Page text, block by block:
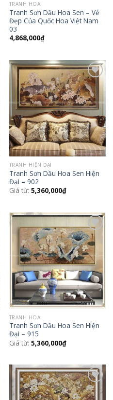
TRANH HOA
Tranh Sơn Dầu Hoa Sen – Vẻ
Đẹp Của Quốc Hoa Việt Nam
03
4,868,000₫
Add to
Wishlist
TRANH HIỆN ĐẠI
Tranh Sơn Dầu Hoa Sen Hiện
Đại – 902
Giá từ: 5,360,000₫
Add to
Wishlist
TRANH HOA
Tranh Sơn Dầu Hoa Sen Hiện
Đại – 915
Giá từ: 5,360,000₫
Add to
Wishlist